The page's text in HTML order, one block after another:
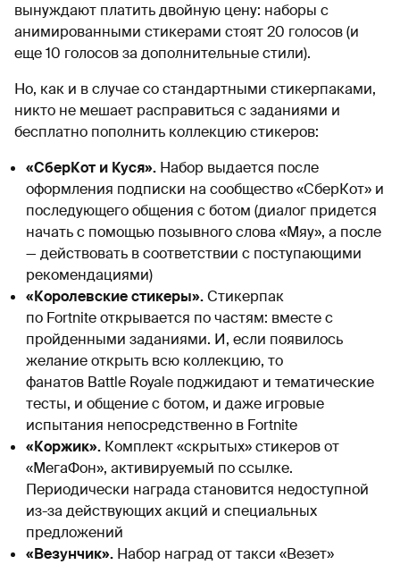
вынуждают платить двойную цену: наборы с
анимированными стикерами стоят 20 голосов (и
еще 10 голосов за дополнительные стили).
Но, как и в случае со стандартными стикерпаками,
никто не мешает расправиться с заданиями и
бесплатно пополнить коллекцию стикеров:
«СберКот и Куся». Набор выдается после
оформления подписки на сообщество «СберКот» и
последующего общения с ботом (диалог придется
начать с помощью позывного слова «Мяу», а после
— действовать в соответствии с поступающими
рекомендациями)
«Королевские стикеры».Стикерпак
по Fortnite открывается по частям: вместе с
пройденными заданиями. И, если появилось
желание открыть всю коллекцию, то
фанатов Battle Royale поджидают и тематические
тесты, и общение с ботом, и даже игровые
испытания непосредственно в Fortnite
«Коржик». Комплект «скрытых» стикеров от
«МегаФон», активируемый по ссылке.
Периодически награда становится недоступной
из-за действующих акций и специальных
предложений
«Везунчик». Набор наград от такси «Везет»